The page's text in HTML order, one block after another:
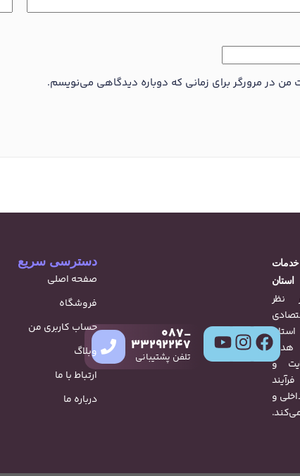
من در مرورگر برای زمانی که دوباره دیدگاهی می‌نویسم.
نظر
هدف
و
و
087-
33292247
تلفن پشتیبانی
دسترسی سریع
صفحه اصلی
فروشگاه
حساب کاربری من
وبلاگ
ارتباط با ما
درباره ما